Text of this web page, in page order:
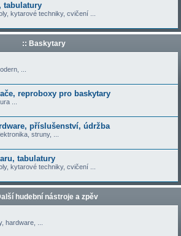
tabulatury
kytarové techniky, cvičení ...
:: Baskytary
...
reproboxy pro baskytary
...
příslušenství, údržba
struny, ...
tabulatury
kytarové techniky, cvičení ...
hudební nástroje a zpěv
hardware, ...